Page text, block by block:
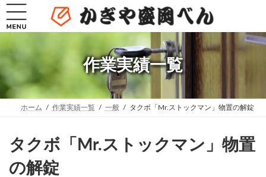
コ
テ
へ
ッ
プ
ナ
ゲ
ョ
移
動
作業実績一覧
ホーム 作業実績一覧 一般 タクボ「Mr.ストックマン」物置の解錠
タクボ「Mr.ストックマン」物置
の解錠